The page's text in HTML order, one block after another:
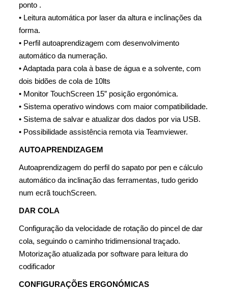
ponto .
• Leitura automática por laser da altura e inclinações da
forma.
• Perfil autoaprendizagem com desenvolvimento
automático da numeração.
•Adaptada para cola à base de água e a solvente, com
dois bidões de cola de 10lts
• Monitor TouchScreen 15” posição ergonómica.
• Sistema operativo windows com maior compatibilidade.
• Sistema de salvar e atualizar dos dados por via USB.
• Possibilidade assistência remota via Teamviewer.
AUTOAPRENDIZAGEM
Autoaprendizagem do perfil do sapato por pen e cálculo
automático da inclinação das ferramentas, tudo gerido
num ecrã touchScreen.
DAR COLA
Configuração da velocidade de rotação do pincel de dar
cola, seguindo o caminho tridimensional traçado.
Motorização atualizada por software para leitura do
codificador
CONFIGURAÇÕES ERGONÓMICAS